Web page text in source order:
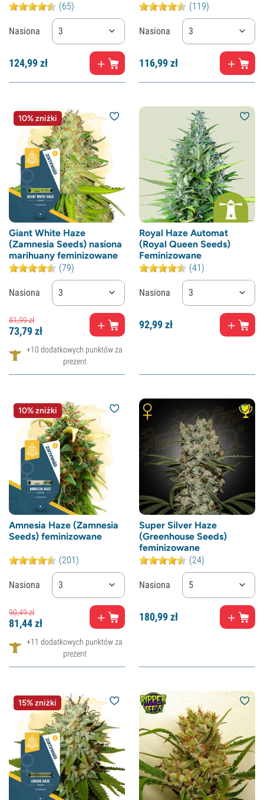
(65)
Nasiona 3
124,99zł
(119)
Nasiona 3
116,99zł
10% zniżki
Giant White Haze
(Zamnesia Seeds) nasiona
marihuany feminizowane
(79)
Nasiona 3
81,99zł
73,79zł
+10 dodatkowych punktów za
prezent
Royal Haze Automat
(Royal Queen Seeds)
Feminizowane
(41)
Nasiona 3
92,99zł
10% zniżki
Amnesia Haze (Zamnesia
Seeds) feminizowane
(201)
Nasiona 3
90,49zł
81,44zł
+11 dodatkowych punktów za
prezent
Super Silver Haze
(Greenhouse Seeds)
feminizowane
(24)
Nasiona 5
180,99zł
15% zniżki